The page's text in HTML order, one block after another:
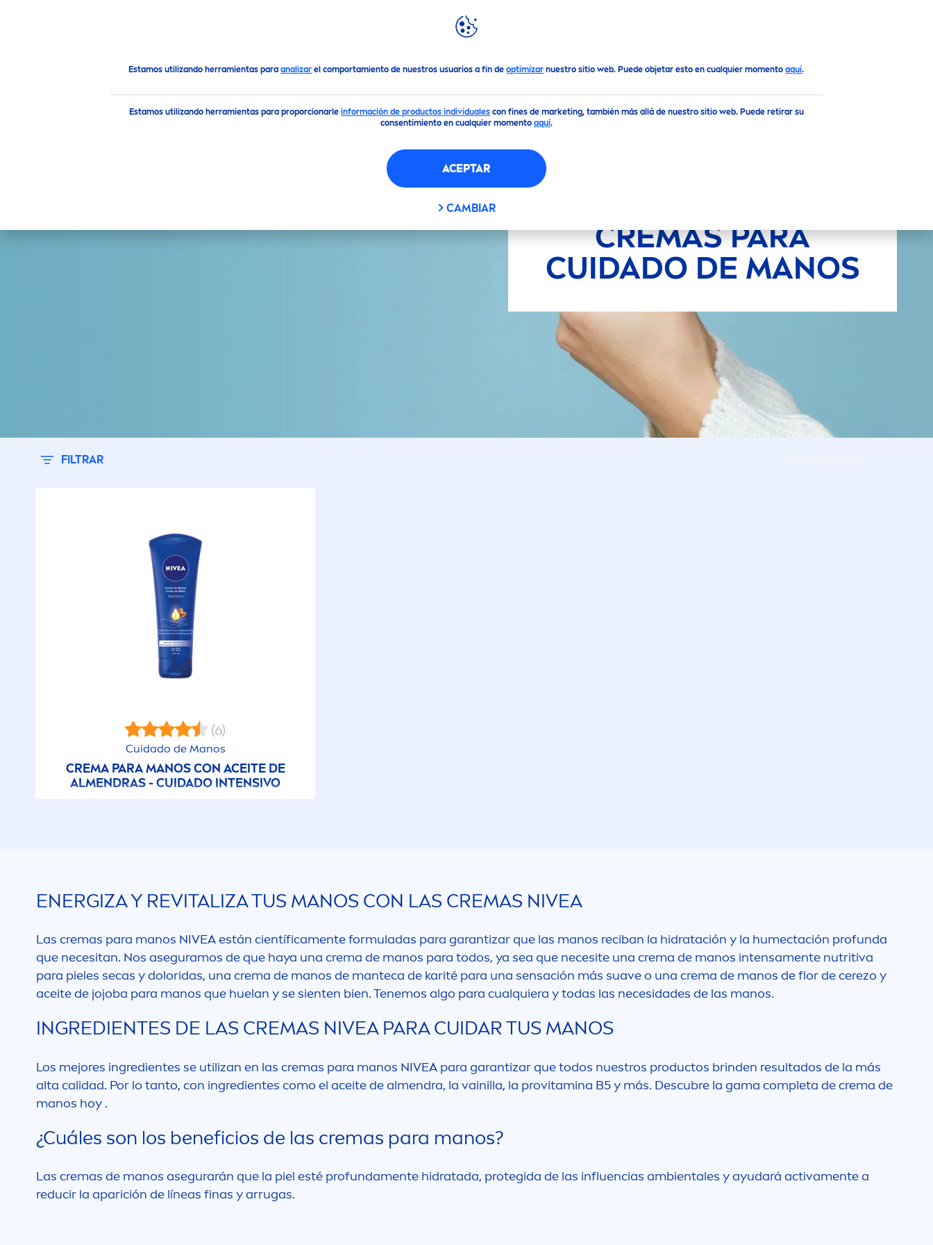
Estamos utilizando herramientas paraanalizar el comportamiento de nuestros usuarios a fin deoptimizar nuestro sitio web. Puede objetar esto en cualquier momentoaquí.
Estamos utilizando herramientas para proporcionarle información de productos individualescon fines de marketing, también más allá de nuestro sitio web. Puede retirar su
consentimiento en cualquier momento aquí.
ACEPTAR
CAMBIAR
DESTACADOS
CREMAS PARA
CUIDADO DE MANOS
FILTRAR
(6)
Cuidado de Manos
CREMA PARA MANOS CON ACEITE DE
ALMENDRAS - CUIDADO INTENSIVO
ENERGIZA Y REVITALIZA TUS MANOS CON LAS CREMAS NIVEA
Las cremas para manos NIVEAestán científicamente formuladas para garantizar que las manos reciban la hidratación y la humectación profunda
que necesitan. Nos aseguramos de que haya una crema de manos para todos, ya sea que necesite una crema de manos intensamente nutritiva
para pieles secas y doloridas, una crema de manos de manteca de karité para una sensación más suave o una crema de manos de flor de cerezo y
aceite de jojoba para manos que huelan y se sienten bien. Tenemos algo para cualquiera y todas las necesidades de las manos.
INGREDIENTES DE LAS CREMAS NIVEAPARA CUIDAR TUS MANOS
Los mejores ingredientes se utilizan en las cremas para manos NIVEA para garantizar que todos nuestros productos brinden resultados de la más
alta calidad. Por lo tanto, con ingredientes como el aceite de almendra, la vainilla, la provitamina B5 y más. Descubre la gama completa de crema de
manos hoy .
¿Cuáles son los beneficios de las cremas para manos?
Las cremas de manos asegurarán que la piel esté profundamente hidratada, protegida de las influencias ambientales y ayudará activamente a
reducir la aparición de líneas finas y arrugas.